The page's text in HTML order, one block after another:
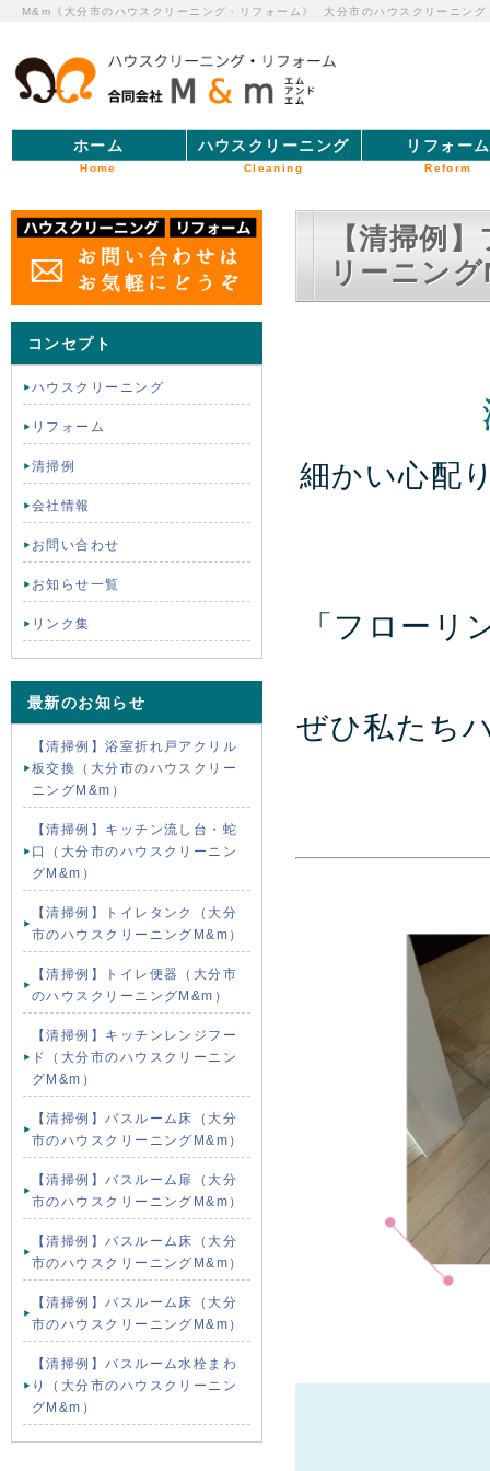
M&m《大分市のハウスクリーニング・リフォーム》 大分市のハウスクリーニン
ホーム
Home
ハウスクリーニング
Cleaning
リフォーム
Reform
【清掃例
リーニン
細かい心配
「フローリ
ぜひ私たち
コンセプト
ハウスクリーニング
リフォーム
清掃例
会社情報
お問い合わせ
お知らせ一覧
リンク集
最新のお知らせ
【清掃例】浴室折れ戸アクリル
板交換（大分市のハウスクリー
ニングM&m）
【清掃例】キッチン流し台・蛇
口（大分市のハウスクリーニン
グM&m）
【清掃例】トイレタンク（大分
市のハウスクリーニングM&m）
【清掃例】トイレ便器（大分市
のハウスクリーニングM&m）
【清掃例】キッチンレンジフー
ド（大分市のハウスクリーニン
グM&m）
【清掃例】バスルーム床（大分
市のハウスクリーニングM&m）
【清掃例】バスルーム扉（大分
市のハウスクリーニングM&m）
【清掃例】バスルーム床（大分
市のハウスクリーニングM&m）
【清掃例】バスルーム床（大分
市のハウスクリーニングM&m）
【清掃例】バスルーム水栓まわ
り（大分市のハウスクリーニン
グM&m）